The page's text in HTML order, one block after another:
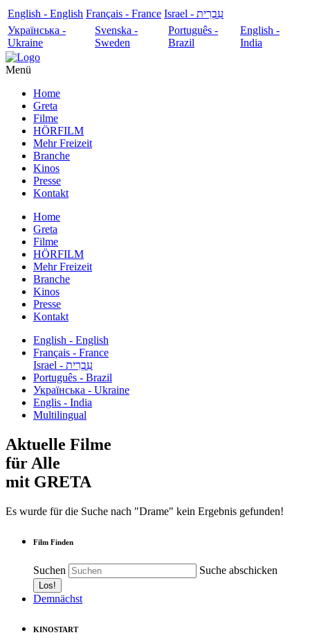
English - English Français - France
עִבְרִית - Israel
Українська -
Ukraine
Svenska -
Sweden
Português -
Brazil
English -
India
Menü
Home
Greta
Filme
HÖRFILM
Mehr Freizeit
Branche
Kinos
Presse
Kontakt
Home
Greta
Filme
HÖRFILM
Mehr Freizeit
Branche
Kinos
Presse
Kontakt
English - English
Français - France
עִבְרִית - Israel
Português - Brazil
Українська - Ukraine
Englis - India
Multilingual
Aktuelle Filme
für Alle
mit GRETA
Es wurde für die Suche nach "Drame" kein Ergebnis gefunden!
Film Finden
Suchen Suche abschicken
Demnächst
KINOSTART